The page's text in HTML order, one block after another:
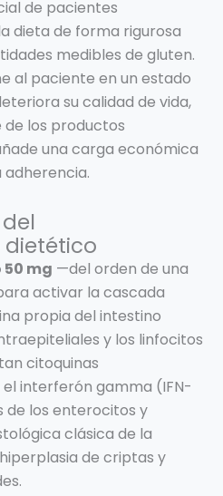
de pacientes
dieta de forma rigurosa
medibles de gluten.
al paciente en un estado
su calidad de vida,
los productos
una carga económica
adherencia.
mg —del orden de una
activar la cascada
propia del intestino
y los linfocitos
citoquinas
interferón gamma (IFN-
de los enterocitos y
clásica de la
de criptas y